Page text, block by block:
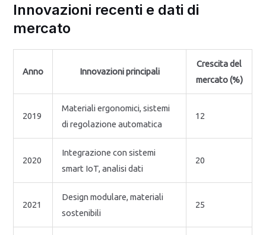
Innovazioni recenti e dati di
mercato
Anno Innovazioni principali
Crescita del
mercato (%)
2019
Materiali ergonomici, sistemi
di regolazione automatica
12
2020
Integrazione con sistemi
smart IoT, analisi dati
20
2021
Design modulare, materiali
sostenibili
25